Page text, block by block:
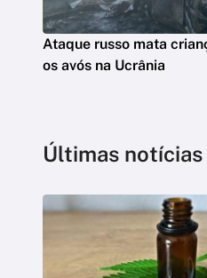
Ataque russo mata
os avós na Ucrânia
Últimas notícias